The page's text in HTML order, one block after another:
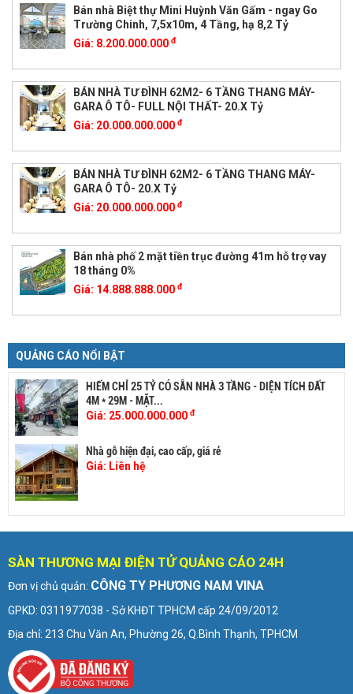
Bán nhà Biệt thự Mini Huỳnh Văn Gấm - ngay Go
Trường Chinh, 7,5x10m, 4 Tầng, hạ 8,2 Tỷ
Giá: 8.200.000.000 đ
BÁN NHÀ TƯ ĐÌNH 62M2- 6 TẦNG THANG MÁY-
GARA Ô TÔ- FULL NỘI THẤT- 20.X Tỷ
Giá: 20.000.000.000 đ
BÁN NHÀ TƯ ĐÌNH 62M2- 6 TẦNG THANG MÁY-
GARA Ô TÔ- 20.X Tỷ
Giá: 20.000.000.000 đ
Bán nhà phố 2 mặt tiền trục đường 41m hỗ trợ vay
18 tháng 0%
Giá: 14.888.888.000 đ
QUẢNG CÁO NỔI BẬT
HIẾM CHỈ 25 TỶ CÓ SẴN NHÀ 3 TẦNG - DIỆN TÍCH ĐẤT
4M * 29M - MẶT...
Giá: 25.000.000.000 đ
Nhà gỗ hiện đại, cao cấp, giá rẻ
Giá: Liên hệ
SÀN THƯƠNG MẠI ĐIỆN TỬ QUẢNG CÁO 24H
Đơn vị chủ quản: CÔNG TY PHƯƠNG NAM VINA
GPKD: 0311977038 - Sở KHĐT TPHCM cấp 24/09/2012
Địa chỉ: 213 Chu Văn An, Phường 26, Q.Bình Thạnh, TPHCM